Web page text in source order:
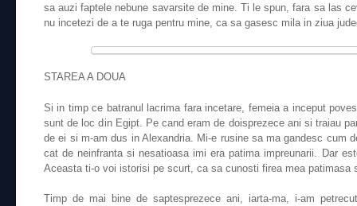
sa auzi faptele nebune savarsite de mine. Ti le spun, fara sa las
nu incetezi de a te ruga pentru mine, ca sa gasesc mila in ziua
STAREA A DOUA
Si in timp ce batranul lacrima fara incetare, femeia a inceput
sunt de loc din Egipt. Pe cand eram de doisprezece ani si traiau
de ei si m-am dus in Alexandria. Mi-e rusine sa ma gandesc cum
cat de neinfranta si nesatioasa imi era patima impreunarii. Dar
Aceasta ti-o voi istorisi pe scurt, ca sa cunosti firea mea patimasa
Timp de mai bine de saptesprezece ani, iarta-ma, i-am